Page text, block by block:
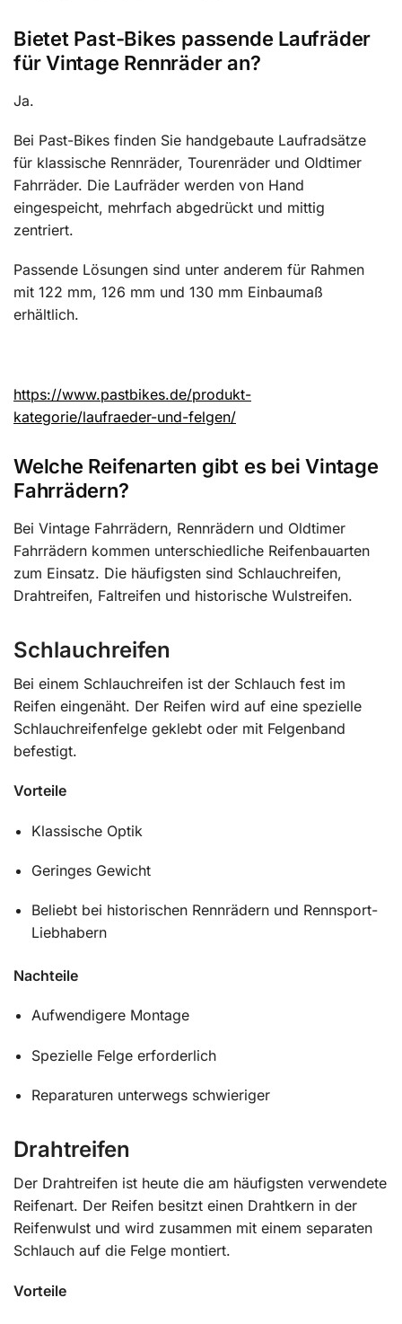
Bietet Past-Bikes passende Laufräder
für Vintage Rennräder an?
Ja.
Bei Past-Bikes finden Sie handgebaute Laufradsätze
für klassische Rennräder, Tourenräder und Oldtimer
Fahrräder. Die Laufräder werden von Hand
eingespeicht, mehrfach abgedrückt und mittig
zentriert.
Passende Lösungen sind unter anderem für Rahmen
mit 122 mm, 126 mm und 130 mm Einbaumaß
erhältlich.
https://www.pastbikes.de/produkt-
kategorie/laufraeder-und-felgen/
Welche Reifenarten gibt es bei Vintage
Fahrrädern?
Bei Vintage Fahrrädern, Rennrädern und Oldtimer
Fahrrädern kommen unterschiedliche Reifenbauarten
zum Einsatz. Die häufigsten sind Schlauchreifen,
Drahtreifen, Faltreifen und historische Wulstreifen.
Schlauchreifen
Bei einem Schlauchreifen ist der Schlauch fest im
Reifen eingenäht. Der Reifen wird auf eine spezielle
Schlauchreifenfelge geklebt oder mit Felgenband
befestigt.
Vorteile
Klassische Optik
Geringes Gewicht
Beliebt bei historischen Rennrädern und Rennsport-
Liebhabern
Nachteile
Aufwendigere Montage
Spezielle Felge erforderlich
Reparaturen unterwegs schwieriger
Drahtreifen
Der Drahtreifen ist heute die am häufigsten verwendete
Reifenart. Der Reifen besitzt einen Drahtkern in der
Reifenwulst und wird zusammen mit einem separaten
Schlauch auf die Felge montiert.
Vorteile